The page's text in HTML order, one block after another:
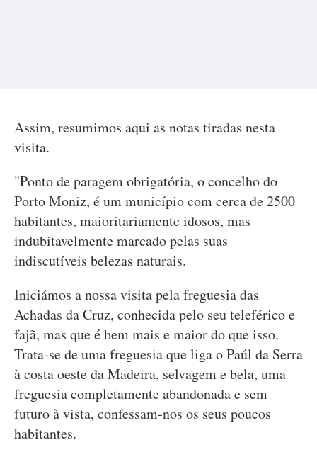
Assim, resumimos aqui as notas tiradas nesta
visita.
"Ponto de paragem obrigatória, o concelho do
Porto Moniz, é um município com cerca de 2500
habitantes, maioritariamente idosos, mas
indubitavelmente marcado pelas suas
indiscutíveis belezas naturais.
Iniciámos a nossa visita pela freguesia das
Achadas da Cruz, conhecida pelo seu teleférico e
fajã, mas que é bem mais e maior do que isso.
Trata-se de uma freguesia que liga o Paúl da Serra
à costa oeste da Madeira, selvagem e bela, uma
freguesia completamente abandonada e sem
futuro à vista, confessam-nos os seus poucos
habitantes.